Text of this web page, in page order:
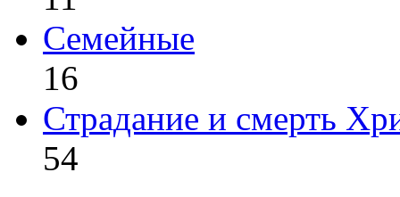
Семейные
16
Страдание и смерть
54